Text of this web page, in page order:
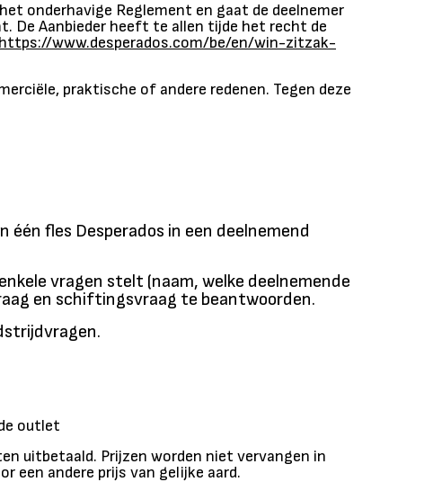
onderhavige Reglement en gaat de deelnemer
De Aanbieder heeft te allen tijde het recht de
https://www.desperados.com/be/en/win-zitzak-
praktische of andere redenen. Tegen deze
fles Desperados in een deelnemend
vragen stelt (naam, welke deelnemende
en schiftingsvraag te beantwoorden.
outlet
uitbetaald. Prijzen worden niet vervangen in
een andere prijs van gelijke aard.